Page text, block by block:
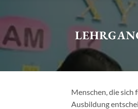
Menschen, die sich
Ausbildung